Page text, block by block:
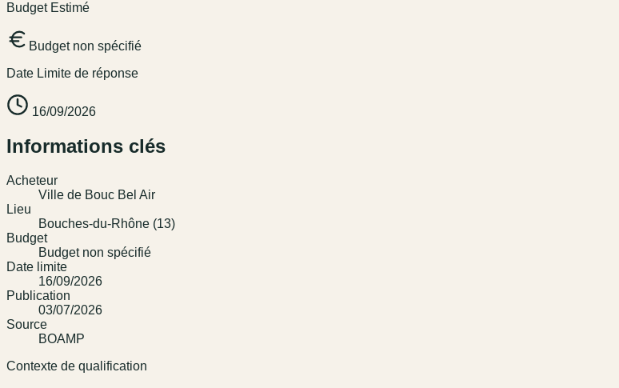
Budget Estimé
Budget non spécifié
Date Limite de réponse
16/09/2026
Informations clés
Acheteur
Ville de Bouc Bel Air
Lieu
Bouches-du-Rhône (13)
Budget
Budget non spécifié
Date limite
16/09/2026
Publication
03/07/2026
Source
BOAMP
Contexte de qualification